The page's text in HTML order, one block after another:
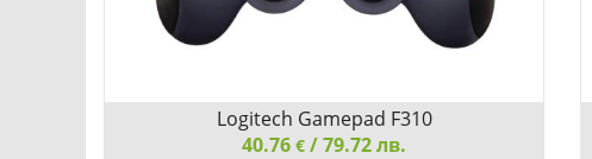
Logitech Gamepad F310
40.76 € / 79.72 лв.